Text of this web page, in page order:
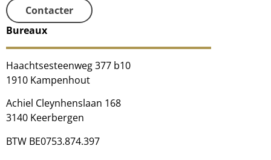
Contacter
Bureaux
Haachtsesteenweg 377 b10
1910 Kampenhout
Achiel Cleynhenslaan 168
3140 Keerbergen
BTW BE0753.874.397